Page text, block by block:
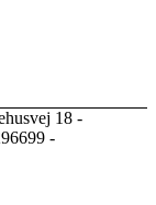
18 -
-